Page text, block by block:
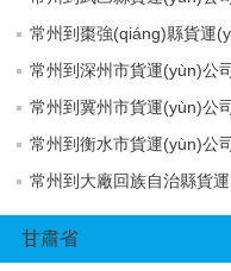
常州到棗強(qiáng)縣貨運
常州到深州市貨運(yùn)公
常州到冀州市貨運(yùn)公
常州到衡水市貨運(yùn)公
常州到大廠回族自治縣貨
甘肅省